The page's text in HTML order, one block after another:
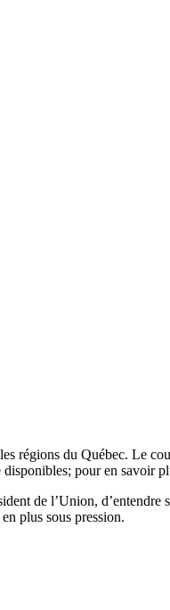
régions du Québec. Le
pour en savoir
de l’Union, d’entendre
plus sous pression.